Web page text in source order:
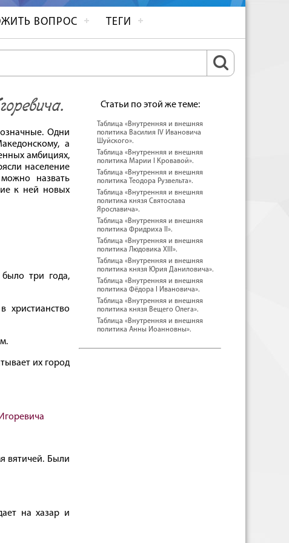
ВОПРОС ТЕГИ
Одни
а
амбициях,
население
назвать
к ней новых
было три года,
христианство
их город
вятичей. Были
на хазар и
Статьи по этой же теме:
Таблица «Внутренняя и внешняя
политика Василия IV Ивановича
Шуйского».
Таблица «Внутренняя и внешняя
политика Марии I Кровавой».
Таблица «Внутренняя и внешняя
политика Теодора Рузвельта».
Таблица «Внутренняя и внешняя
политика князя Святослава
Ярославича».
Таблица «Внутренняя и внешняя
политика Фридриха II».
Таблица «Внутренняя и внешняя
политика Людовика XIII».
Таблица «Внутренняя и внешняя
политика князя Юрия Даниловича».
Таблица «Внутренняя и внешняя
политика Фёдора I Ивановича».
Таблица «Внутренняя и внешняя
политика князя Вещего Олега».
Таблица «Внутренняя и внешняя
политика Анны Иоанновны».